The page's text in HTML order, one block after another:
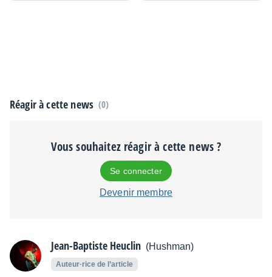
Réagir à cette news (0)
Vous souhaitez réagir à cette news ?
Se connecter
Devenir membre
Jean-Baptiste Heuclin (Hushman)
Auteur·rice de l’article